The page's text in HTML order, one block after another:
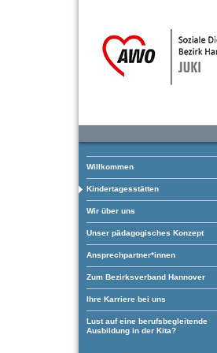
Willkommen
Kindertagesstätten
Wir über uns
Unser pädagogisches Konzept
Ansprechpartner*innen
Zum Bezirksverband Hannover
Ihre Karriere bei uns
Lust auf eine berufsbegleitende
Ausbildung in der Kita?